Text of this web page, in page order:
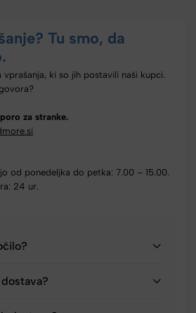
Tu smo, da
ki so jih postavili naši kupci.
za stranke.
od ponedeljka do petka: 7.00 – 15.00.
24 ur.